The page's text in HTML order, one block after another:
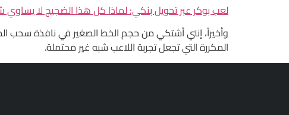
لعب بوكر عبر تحويل بنكي: لماذا كل هذا الضجيج لا
المكررة التي تجعل تجربة اللاعب شبه غير محتملة.